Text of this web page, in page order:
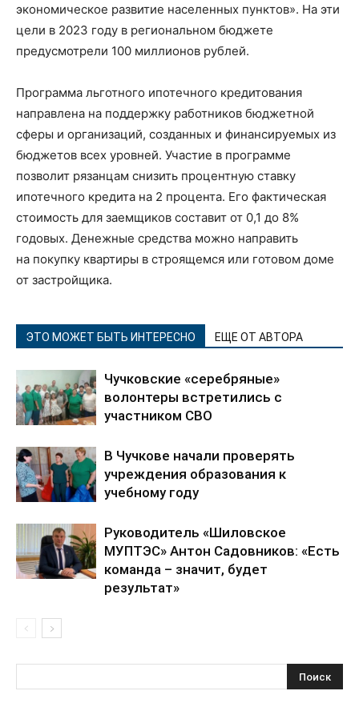
экономическое развитие населенных пунктов». На эти
цели в 2023 году в региональном бюджете
предусмотрели 100 миллионов рублей.
Программа льготного ипотечного кредитования
направлена на поддержку работников бюджетной
сферы и организаций, созданных и финансируемых из
бюджетов всех уровней. Участие в программе
позволит рязанцам снизить процентную ставку
ипотечного кредита на 2 процента. Его фактическая
стоимость для заемщиков составит от 0,1 до 8%
годовых. Денежные средства можно направить
на покупку квартиры в строящемся или готовом доме
от застройщика.
ЭТО МОЖЕТ БЫТЬ ИНТЕРЕСНО ЕЩЕ ОТ АВТОРА
Чучковские «серебряные»
волонтеры встретились с
участником СВО
В Чучкове начали проверять
учреждения образования к
учебному году
Руководитель «Шиловское
МУПТЭС» Антон Садовников: «Есть
команда – значит, будет
результат»